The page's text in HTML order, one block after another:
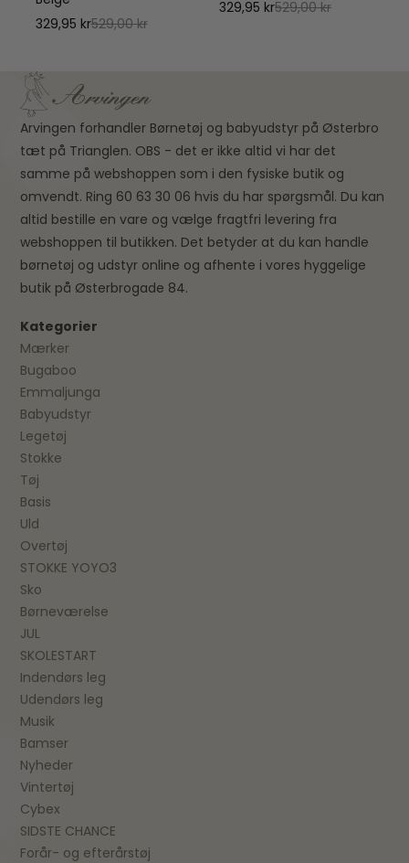
329,95 kr529,00 kr
329,95 kr529,00 kr
Arvingen forhandler Børnetøj og babyudstyr på Østerbro
tæt på Trianglen. OBS - det er ikke altid vi har det
samme på webshoppen som i den fysiske butik og
omvendt. Ring 60 63 30 06 hvis du har spørgsmål. Du kan
altid bestille en vare og vælge fragtfri levering fra
webshoppen til butikken. Det betyder at du kan handle
børnetøj og udstyr online og afhente i vores hyggelige
butik på Østerbrogade 84.
Kategorier
Mærker
Bugaboo
Emmaljunga
Babyudstyr
Legetøj
Stokke
Tøj
Basis
Uld
Overtøj
STOKKE YOYO3
Sko
Børneværelse
JUL
SKOLESTART
Indendørs leg
Udendørs leg
Musik
Bamser
Nyheder
Vintertøj
Cybex
SIDSTE CHANCE
Forår- og efterårstøj